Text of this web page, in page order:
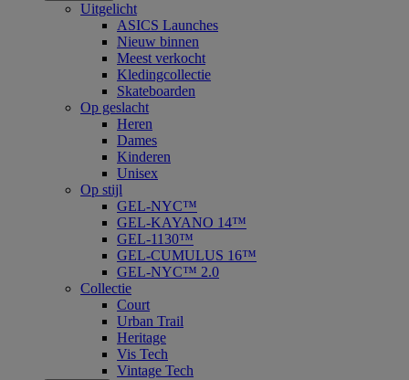
Uitgelicht
ASICS Launches
Nieuw binnen
Meest verkocht
Kledingcollectie
Skateboarden
Op geslacht
Heren
Dames
Kinderen
Unisex
Op stijl
GEL-NYC™
GEL-KAYANO 14™
GEL-1130™
GEL-CUMULUS 16™
GEL-NYC™ 2.0
Collectie
Court
Urban Trail
Heritage
Vis Tech
Vintage Tech